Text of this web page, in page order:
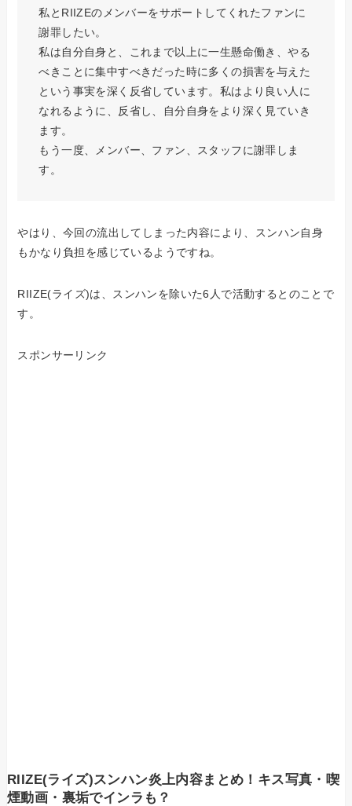
私とRIIZEのメンバーをサポートしてくれたファンに
謝罪したい。
私は自分自身と、これまで以上に一生懸命働き、やる
べきことに集中すべきだった時に多くの損害を与えた
という事実を深く反省しています。私はより良い人に
なれるように、反省し、自分自身をより深く見ていき
ます。
もう一度、メンバー、ファン、スタッフに謝罪しま
す。
やはり、今回の流出してしまった内容により、スンハン自身
もかなり負担を感じているようですね。
RIIZE(ライズ)は、スンハンを除いた6人で活動するとのことで
す。
スポンサーリンク
RIIZE(ライズ)スンハン炎上内容まとめ！キス写真・喫
煙動画・裏垢でインラも？